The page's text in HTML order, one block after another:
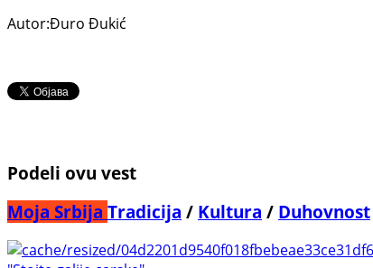
Autor:Đuro Đukić
Podeli ovu vest
Moja Srbija Tradicija / Kultura / Duhovnost